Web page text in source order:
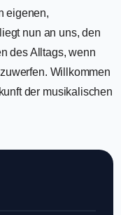
eigenen,
nun an uns, den
des Alltags, wenn
Willkommen
der musikalischen